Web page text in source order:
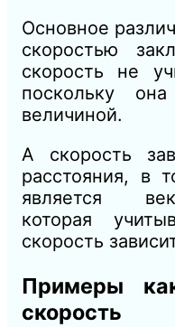
Основное
скоростью
скорость не
поскольку
величиной.
А скорость
расстояния, в
является
которая
скорость
Примеры
скорость